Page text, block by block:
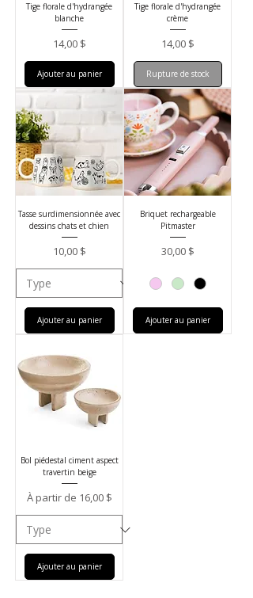
Tige florale d'hydrangée
blanche
Prix
14,00 $
Ajouter au panier
Tige florale d'hydrangée
crème
Prix
14,00 $
Rupture de stock
Tasse surdimensionnée avec
dessins chats et chien
Prix
10,00 $
Ajouter au panier
Briquet rechargeable
Pitmaster
Prix
30,00 $
Ajouter au panier
Bol piédestal ciment aspect
travertin beige
À partir de 16,00 $
Prix promotionnel
Ajouter au panier